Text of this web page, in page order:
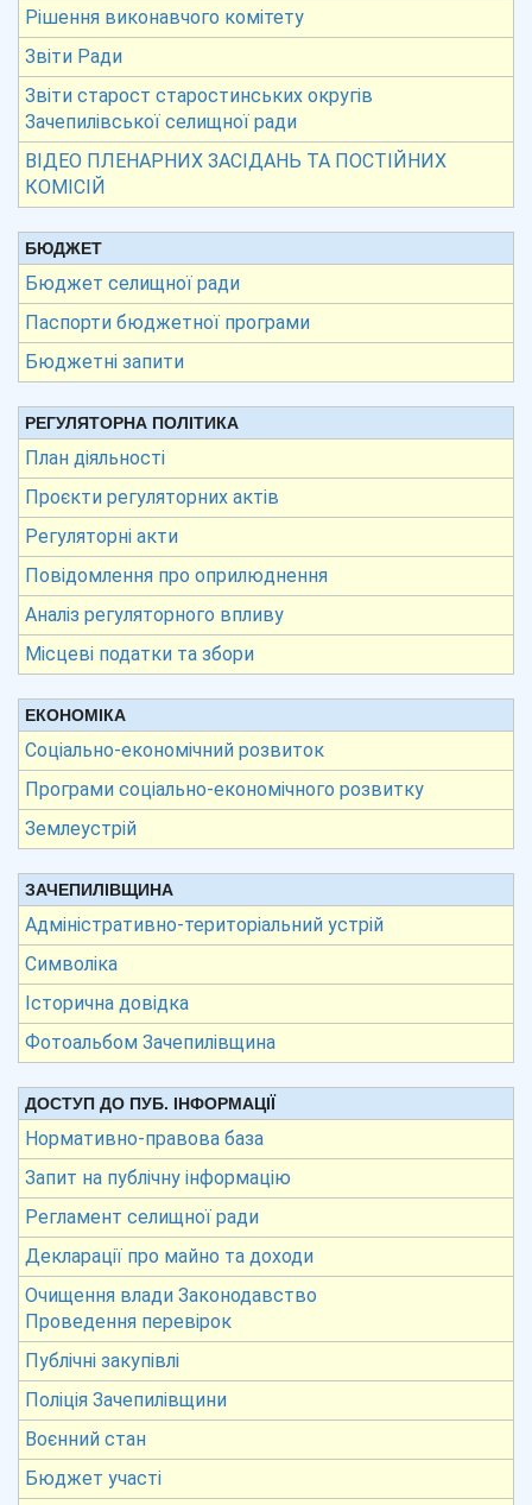
Рішення виконавчого комітету
Звіти Ради
Звіти старост старостинських округів
Зачепилівської селищної ради
ВІДЕО ПЛЕНАРНИХ ЗАСІДАНЬ ТА ПОСТІЙНИХ
КОМІСІЙ
БЮДЖЕТ
Бюджет селищної ради
Паспорти бюджетної програми
Бюджетні запити
РЕГУЛЯТОРНА ПОЛІТИКА
План діяльності
Проєкти регуляторних актів
Регуляторні акти
Повідомлення про оприлюднення
Аналіз регуляторного впливу
Місцеві податки та збори
ЕКОНОМІКА
Соціально-економічний розвиток
Програми соціально-економічного розвитку
Землеустрій
ЗАЧЕПИЛІВЩИНА
Адміністративно-територіальний устрій
Символіка
Історична довідка
Фотоальбом Зачепилівщина
ДОСТУП ДО ПУБ. ІНФОРМАЦІЇ
Нормативно-правова база
Запит на публічну інформацію
Регламент селищної ради
Декларації про майно та доходи
Очищення влади Законодавство
Проведення перевірок
Публічні закупівлі
Поліція Зачепилівщини
Воєнний стан
Бюджет участі